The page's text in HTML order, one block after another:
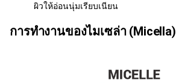
ผิวให้อ่อนนุ่มเรียบเนียน
การทำงานของไมเซล่า (Micella)